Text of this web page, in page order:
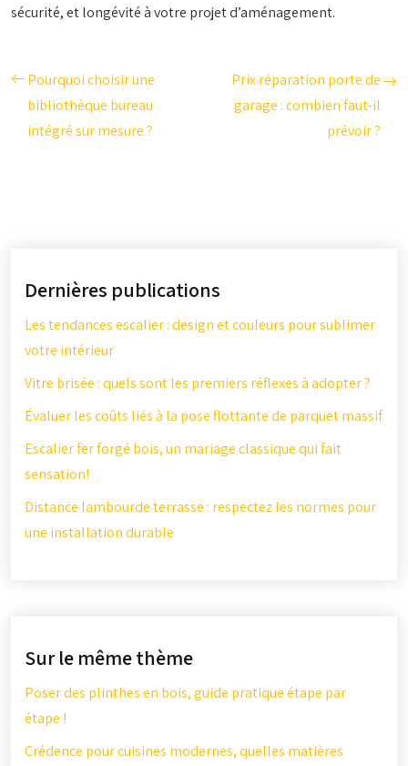
sécurité, et longévité à votre projet d’aménagement.
Pourquoi choisir une
bibliothèque bureau
intégré sur mesure ?
Prix réparation porte de
garage : combien faut-il
prévoir ?
Dernières publications
Les tendances escalier : design et couleurs pour sublimer
votre intérieur
Vitre brisée : quels sont les premiers réflexes à adopter ?
Évaluer les coûts liés à la pose flottante de parquet massif
Escalier fer forgé bois, un mariage classique qui fait
sensation!
Distance lambourde terrasse : respectez les normes pour
une installation durable
Sur le même thème
Poser des plinthes en bois, guide pratique étape par
étape !
Crédence pour cuisines modernes, quelles matières